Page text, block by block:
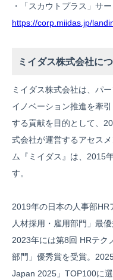
・「スカウトプラス」サー
https://corp.miidas.jp/
ミイダス株式会社に
ミイダス株式会社は、パ
イノベーション推進を牽
する貢献を目的として、
式会社が運営するアセス
ム『ミイダス』は、2015
す。
2019年の日本の人事部
人材採用・雇用部門」最
2023年には第8回 HRテク
部門」優秀賞を受賞。
Japan 2025」TOP100に